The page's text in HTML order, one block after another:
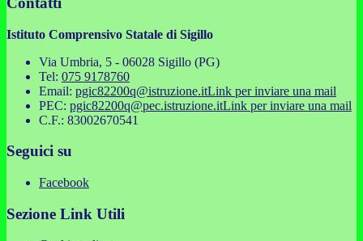
Istituto Comprensivo Statale di Sigillo
Via Umbria, 5 - 06028 Sigillo (PG)
Tel: 075 9178760
Email: pgic82200q@istruzione.itLink per inviare una mail
PEC: pgic82200q@pec.istruzione.itLink per inviare una mail
C.F.: 83002670541
Seguici su
Facebook
Sezione Link Utili